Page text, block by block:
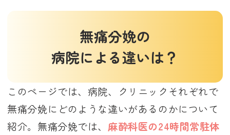
無痛分娩の
病院による違いは？
このページでは、病院、クリニックそれぞれで
無痛分娩にどのような違いがあるのかについて
紹介。無痛分娩では、 麻酔科医の24時間常駐体